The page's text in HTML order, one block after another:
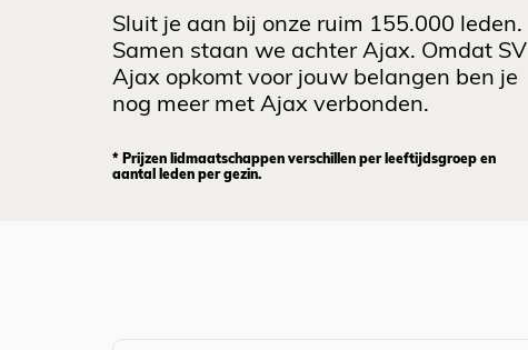
Sluit je aan bij onze ruim 155.000 leden.
Samen staan we achter Ajax. Omdat SV
Ajax opkomt voor jouw belangen ben je
nog meer met Ajax verbonden.
* Prijzen lidmaatschappen verschillen per leeftijdsgroep en
aantal leden per gezin.